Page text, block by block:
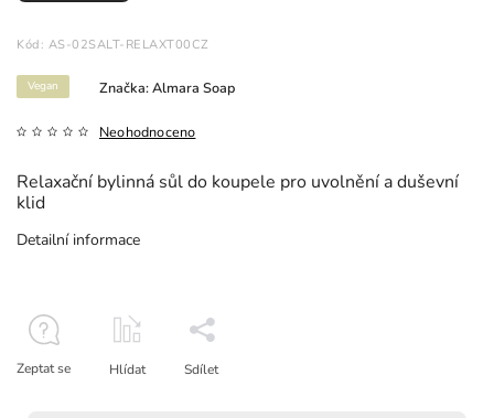
Kód: AS-02SALT-RELAXT00CZ
Vegan
Neohodnoceno
Značka:Almara Soap
Relaxační bylinná sůl do koupele pro uvolnění a duševní
klid
Detailní informace
Zeptat se Hlídat Sdílet